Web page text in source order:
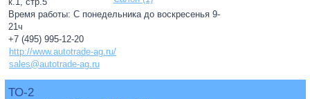
Время работы: С понедельника до воскресенья 9-
21ч
+7 (495) 995-12-20
http://www.autotrade-ag.ru/
sales@autotrade-ag.ru
ТО-2